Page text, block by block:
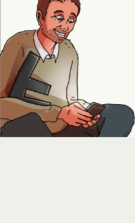
Om Fri­heds­bre­vet
Udgi­ve­rer­klæ­ring
Med­lem­skab
Bliv med­lem – få fri
Butik Fri­heds­bre­vet